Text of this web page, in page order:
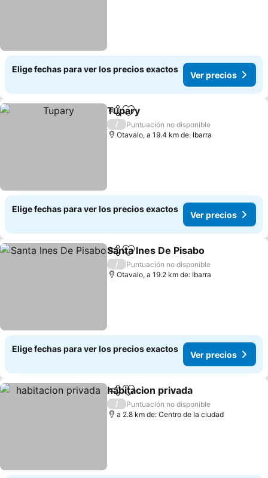
Elige fechas para ver los precios exactos
Ver precios
CompartirAgregar a favoritos
Tupary
/
Puntuación no disponible
Otavalo, a 19.4 km de: Ibarra
Elige fechas para ver los precios exactos
Ver precios
CompartirAgregar a favoritos
Santa Ines De Pisabo
/
Puntuación no disponible
Otavalo, a 19.2 km de: Ibarra
Elige fechas para ver los precios exactos
Ver precios
CompartirAgregar a favoritos
habitacion privada
/
Puntuación no disponible
a 2.8 km de: Centro de la ciudad